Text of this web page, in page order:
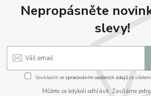
Nepropásněte
slevy!
Souhlasím se zpracováním osobních údajůza
Můžete se kdykoli odhlásit. Zasíláme